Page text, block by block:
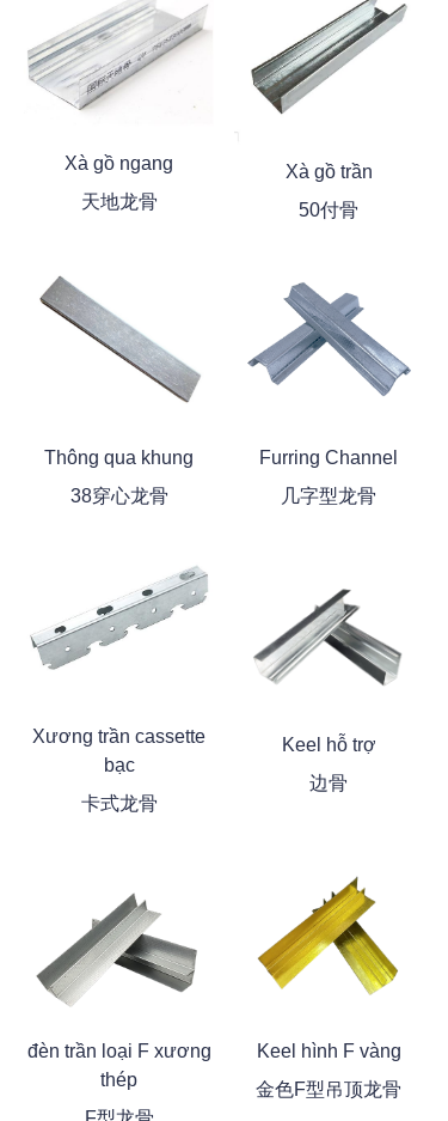
Xà gồ ngang
天地龙骨
Xà gồ trần
50付骨
Thông qua khung
38穿心龙骨
Furring Channel
几字型龙骨
Xương trần cassette
bạc
卡式龙骨
Keel hỗ trợ
边骨
đèn trần loại F xương
thép
Keel hình F vàng
金色F型吊顶龙骨